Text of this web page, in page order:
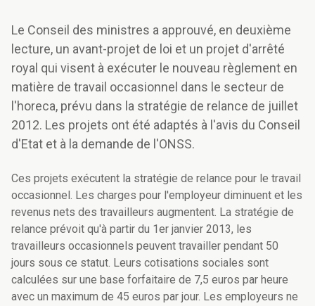
Le Conseil des ministres a approuvé, en deuxième
lecture, un avant-projet de loi et un projet d'arrêté
royal qui visent à exécuter le nouveau règlement en
matière de travail occasionnel dans le secteur de
l'horeca, prévu dans la stratégie de relance de juillet
2012. Les projets ont été adaptés à l'avis du Conseil
d'Etat et à la demande de l'ONSS.
Ces projets exécutent la stratégie de relance pour le travail
occasionnel. Les charges pour l'employeur diminuent et les
revenus nets des travailleurs augmentent. La stratégie de
relance prévoit qu'à partir du 1er janvier 2013, les
travailleurs occasionnels peuvent travailler pendant 50
jours sous ce statut. Leurs cotisations sociales sont
calculées sur une base forfaitaire de 7,5 euros par heure
avec un maximum de 45 euros par jour. Les employeurs ne